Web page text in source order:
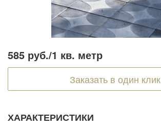
585 руб./1 кв. метр
Заказать в один клик
ХАРАКТЕРИСТИКИ